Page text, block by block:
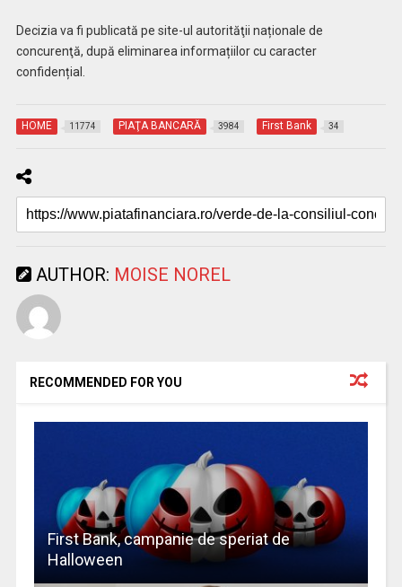
Decizia va fi publicată pe site-ul autorităţii naționale de
concurenţă, după eliminarea informațiilor cu caracter
confidențial.
HOME 11774 PIAŢA BANCARĂ 3984 First Bank 34
AUTHOR: MOISE NOREL
RECOMMENDED FOR YOU
First Bank, campanie de speriat de
Halloween